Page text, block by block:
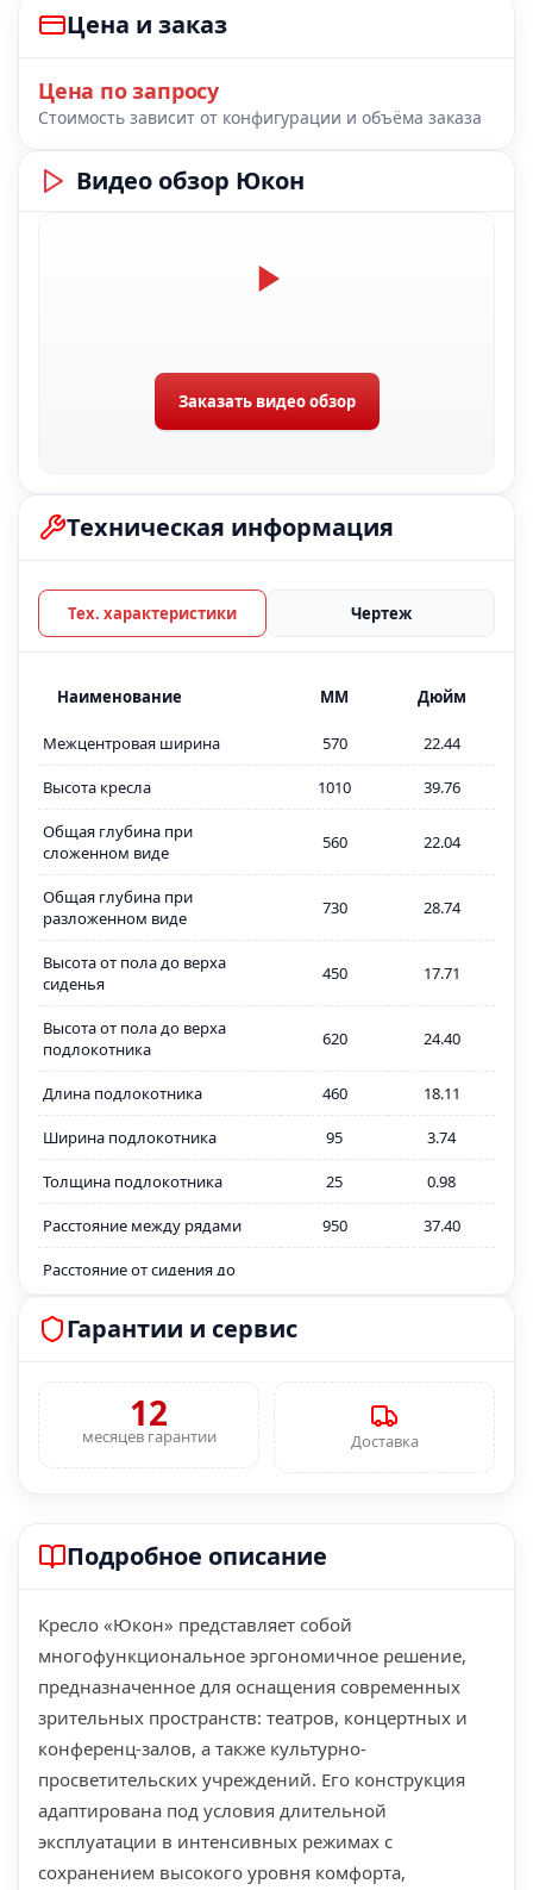
Цена и заказ
Цена по запросу
Стоимость зависит от конфигурации и объёма заказа
Видео обзор Юкон
Заказать видео обзор
Техническая информация
Тех. характеристики Чертеж
Наименование MM Дюйм
Межцентровая ширина 570 22.44
Высота кресла 1010 39.76
Общая глубина при
сложенном виде
560 22.04
Общая глубина при
разложенном виде
730 28.74
Высота от пола до верха
сиденья
450 17.71
Высота от пола до верха
подлокотника
620 24.40
Длина подлокотника 460 18.11
Ширина подлокотника 95 3.74
Толщина подлокотника 25 0.98
Расстояние между рядами 950 37.40
Расстояние от сидения до
подлокотника
Толщина сидения
Толщина спинки
формованного ППУ
Толщина металлокаркаса
Толщина декоративной
Ткань, устойчевость к
истиранию, циклов
30.000 циклов
ППУ, кг/м3
55 кг/м3
Крепление к полу Обязательно
Механизм откидывания
сидения: Комбинация
пружины и дэмфера
Гарантии и сервис
12
месяцев гарантии Доставка
Подробное описание
Кресло «Юкон» представляет собой
многофункциональное эргономичное решение,
предназначенное для оснащения современных
зрительных пространств: театров, концертных и
конференц-залов, а также культурно-
просветительских учреждений. Его конструкция
адаптирована под условия длительной
эксплуатации в интенсивных режимах с
сохранением высокого уровня комфорта,